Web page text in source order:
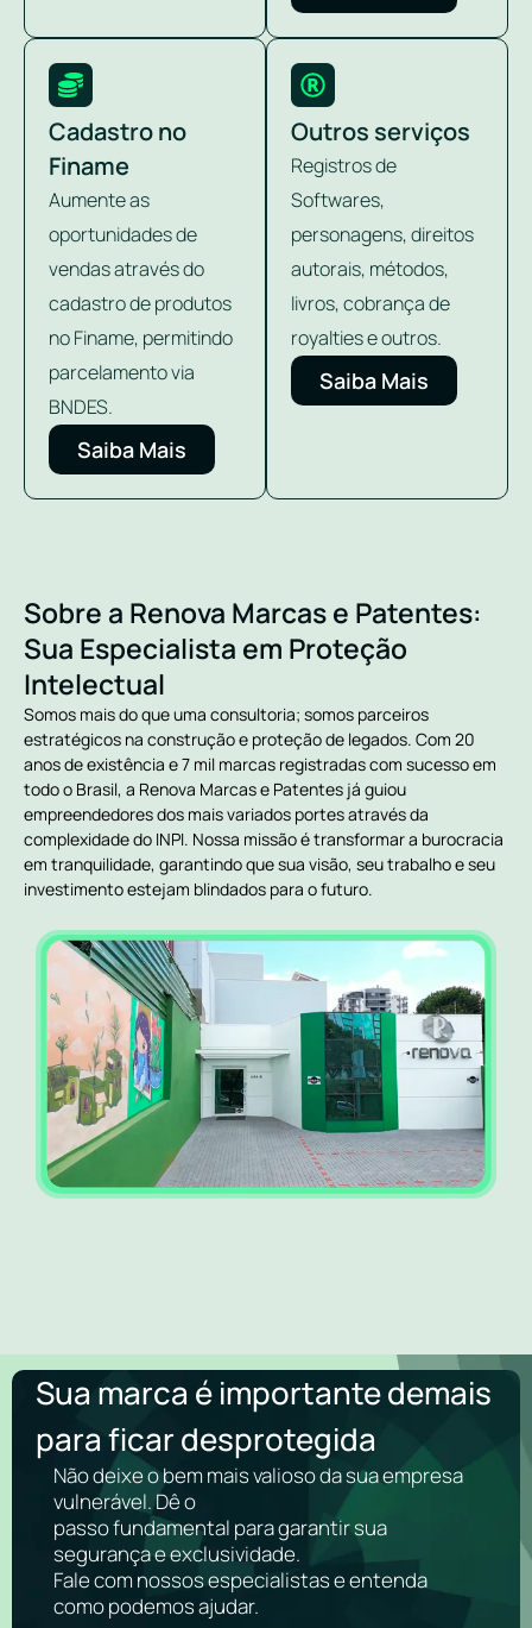
Cadastro no
Finame
Aumente as
oportunidades de
vendas através do
cadastro de produtos
no Finame, permitindo
parcelamento via
BNDES.
Saiba Mais
Outros serviços
Registros de
Softwares,
personagens, direitos
autorais, métodos,
livros, cobrança de
royalties e outros.
Saiba Mais
Sobre a Renova Marcas e Patentes:
Sua Especialista em Proteção
Intelectual
Somos mais do que uma consultoria; somos parceiros
estratégicos na construção e proteção de legados. Com 20
anos de existência e 7 mil marcas registradas com sucesso em
todo o Brasil, a Renova Marcas e Patentes já guiou
empreendedores dos mais variados portes através da
complexidade do INPI. Nossa missão é transformar a burocracia
em tranquilidade, garantindo que sua visão, seu trabalho e seu
investimento estejam blindados para o futuro.
Sua marca é importante demais
para ficar desprotegida
Não deixe o bem mais valioso da sua empresa
vulnerável. Dê o
passo fundamental para garantir sua
segurança e exclusividade.
Fale com nossos especialistas e entenda
como podemos ajudar.